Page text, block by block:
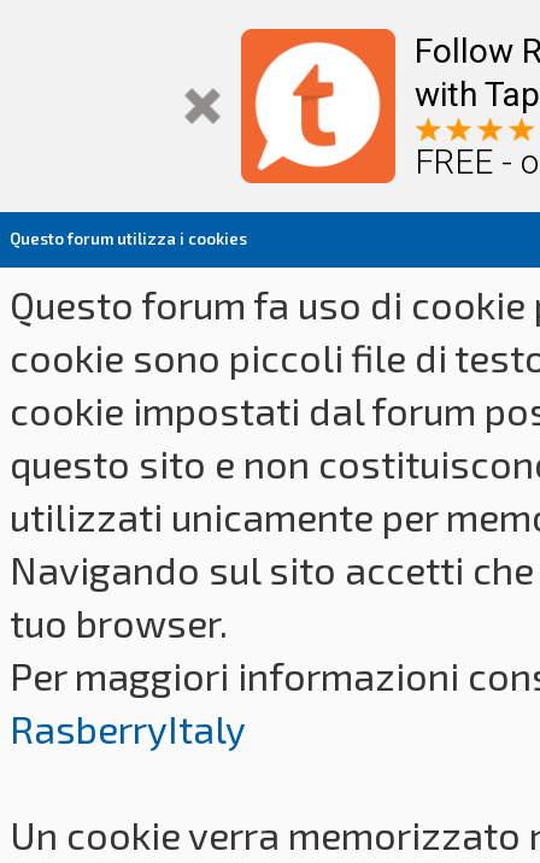
Follow
with
FREE -
Questo forum utilizza i cookies
Questo forum fa uso di
cookie sono piccoli file di
cookie impostati dal forum
questo sito e non
utilizzati unicamente per
Navigando sul sito accetti
tuo browser.
Per maggiori informazioni
RasberryItaly
Un cookie verra